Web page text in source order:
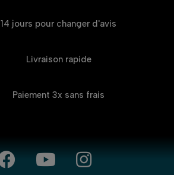
14 jours pour changer d'avis
Livraison rapide
Paiement 3x sans frais